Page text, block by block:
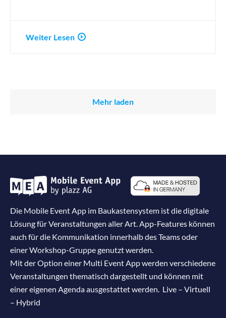
Weiter Lesen
Mehr laden
Die Mobile Event App im Baukastensystem ist die digitale
Lösung für Veranstaltungen aller Art. App-Features können
auch für die Kommunikation innerhalb des Teams oder
einer Workshop-Gruppe genutzt werden.
Mit der Option einer Multi Event App werden verschiedene
Veranstaltungen thematisch dargestellt und können mit
einer eigenen Agenda ausgestattet werden. Live – Virtuell
– Hybrid